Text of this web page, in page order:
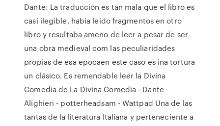
Dante: La traducción es tan mala que el libro es
casi ilegible, habia leido fragmentos en otro
libro y resultaba ameno de leer a pesar de ser
una obra medieval com las peculiaridades
propias de esa epocaen este caso es ina tortura
un clásico. Es remendable leer la Divina
Comedia de La Divina Comedia - Dante
Alighieri - potterheadsam - Wattpad Una de las
tantas de la literatura Italiana y perteneciente a